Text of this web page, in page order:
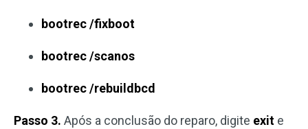
bootrec /fixboot
bootrec /scanos
bootrec /rebuildbcd
Passo 3. Após a conclusão do reparo, digite exit e